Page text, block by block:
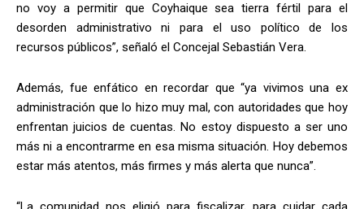
no voy a permitir que Coyhaique sea tierra fértil para el
desorden administrativo ni para el uso político de los
recursos públicos”, señaló el Concejal Sebastián Vera.
Además, fue enfático en recordar que “ya vivimos una ex
administración que lo hizo muy mal, con autoridades que hoy
enfrentan juicios de cuentas. No estoy dispuesto a ser uno
más ni a encontrarme en esa misma situación. Hoy debemos
estar más atentos, más firmes y más alerta que nunca”.